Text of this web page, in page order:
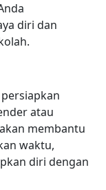
diri dan
atau
membantu
waktu,
diri dengan